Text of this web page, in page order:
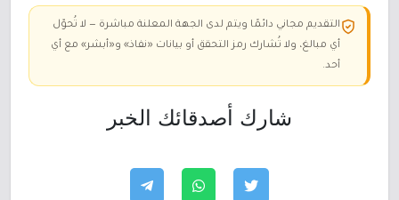
التقديم مجاني دائمًا ويتم لدى الجهة المعلنة مباشرة — لا تُحوّل
أي مبالغ، ولا تُشارك رمز التحقق أو بيانات «نفاذ» و«أبشر» مع أي
أحد.
شارك أصدقائك الخبر